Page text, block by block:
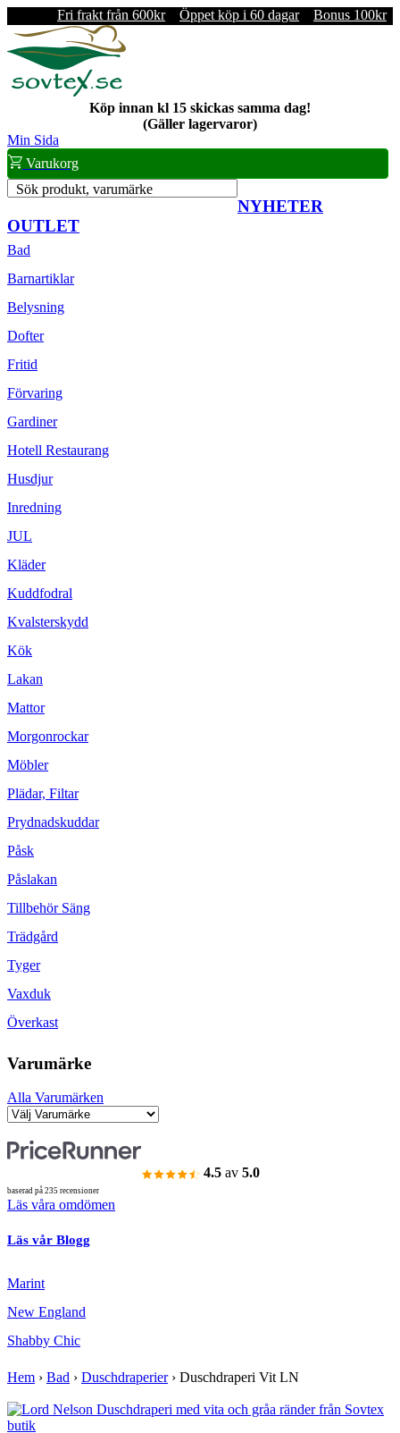
Fri frakt från 600kr Öppet köp i 60 dagar Bonus 100kr
Köp innan kl 15 skickas samma dag!
(Gäller lagervaror)
Min Sida
Varukorg
Sök produkt, varumärke
NYHETER
OUTLET
Bad
Barnartiklar
Belysning
Dofter
Fritid
Förvaring
Gardiner
Hotell Restaurang
Husdjur
Inredning
JUL
Kläder
Kuddfodral
Kvalsterskydd
Kök
Lakan
Mattor
Morgonrockar
Möbler
Plädar, Filtar
Prydnadskuddar
Påsk
Påslakan
Tillbehör Säng
Trädgård
Tyger
Vaxduk
Överkast
Varumärke
Alla Varumärken
4.5 av 5.0
baserad på 235 recensioner
Läs våra omdömen
Läs vår Blogg
Marint
New England
Shabby Chic
Hem › Bad › Duschdraperier› Duschdraperi Vit LN